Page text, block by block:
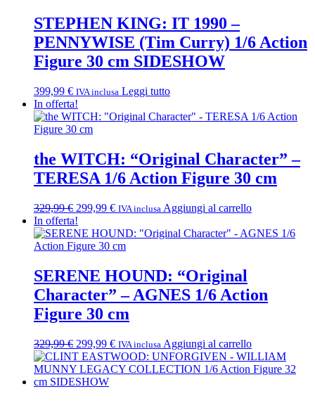
STEPHEN KING: IT 1990 –
PENNYWISE (Tim Curry) 1/6 Action
Figure 30 cm SIDESHOW
399,99 € IVA inclusa Leggi tutto
In offerta!
the WITCH: “Original Character” –
TERESA 1/6 Action Figure 30 cm
329,99€ Il
prezzo
originale
era:
299,99 €Il
attuale
è:
IVA inclusa Aggiungi al carrello
In offerta!
SERENE HOUND: “Original
Character” – AGNES 1/6 Action
Figure 30 cm
329,99€ Il
prezzo
originale
era:
299,99 €Il
prezzo
attuale
IVA inclusa Aggiungi al carrello